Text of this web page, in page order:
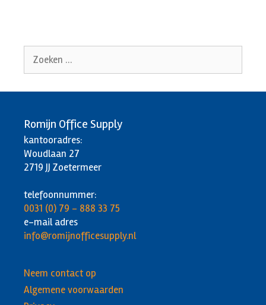
naar:
Romijn Office Supply
kantooradres:
Woudlaan 27
2719 JJ Zoetermeer
telefoonnummer:
0031 (0) 79 - 888 33 75
e-mail adres
info@romijnofficesupply.nl
Neem contact op
Algemene voorwaarden